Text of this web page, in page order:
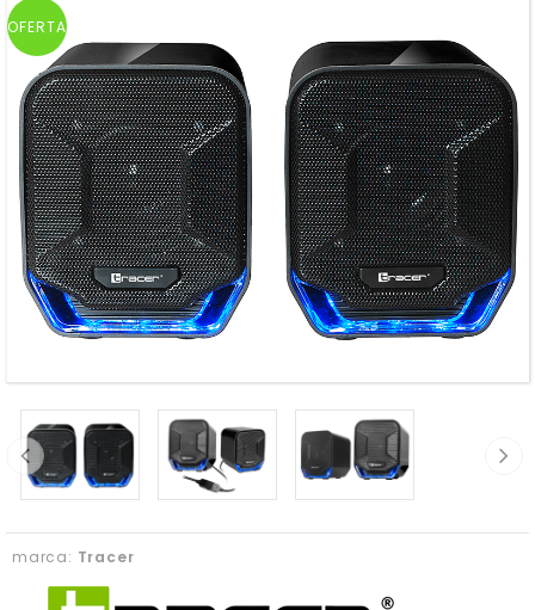
OFERTA
marca: Tracer